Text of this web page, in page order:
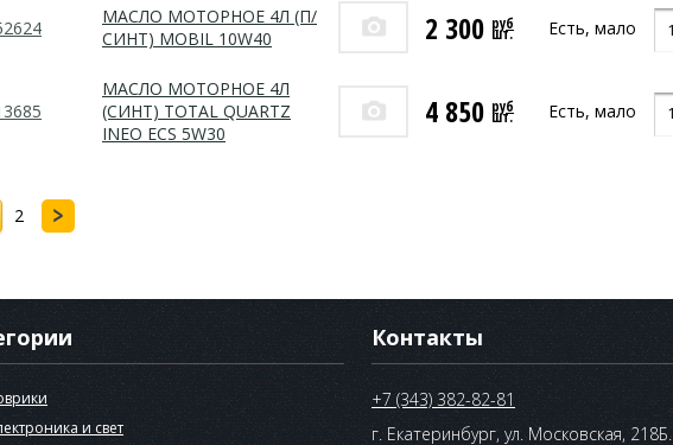
МАСЛО МОТОРНОЕ 4Л (П/
СИНТ) MOBIL 10W40
2 300 руб
шт. Есть, мало
МАСЛО МОТОРНОЕ 4Л
(СИНТ) TOTAL QUARTZ
INEO ECS 5W30
4 850 руб
шт. Есть, мало
2
и свет
Контакты
+7 (343) 382-82-81
г. Екатеринбург, ул. Московская, 218Б.